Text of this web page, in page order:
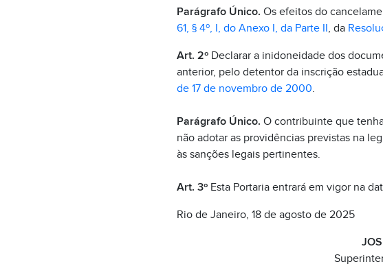
Parágrafo Único. Os efeitos do
61, § 4º, I, do Anexo I, da Parte II, da
Art. 2ºDeclarar a inidoneidade dos
anterior, pelo detentor da inscrição
de 17 de novembro de 2000.
Parágrafo Único. O contribuinte que
não adotar as providências previstas na
às sanções legais pertinentes.
Art. 3ºEsta Portaria entrará em vigor na
Rio de Janeiro, 18 de agosto de 2025